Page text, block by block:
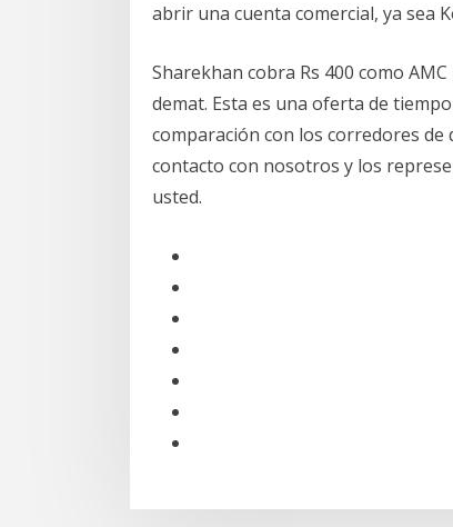
abrir una cuenta comercial, ya sea
Sharekhan cobra Rs 400 como
demat. Esta es una oferta de
comparación con los corredores
contacto con nosotros y los
usted.